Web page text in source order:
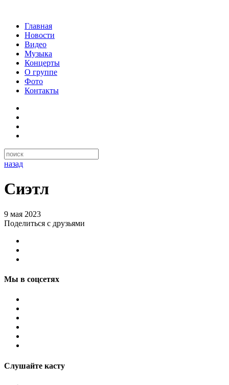
Главная
Новости
Видео
Музыка
Концерты
О группе
Фото
Контакты
назад
Сиэтл
9 мая 2023
Поделиться с друзьями
Мы в соцсетях
Слушайте касту